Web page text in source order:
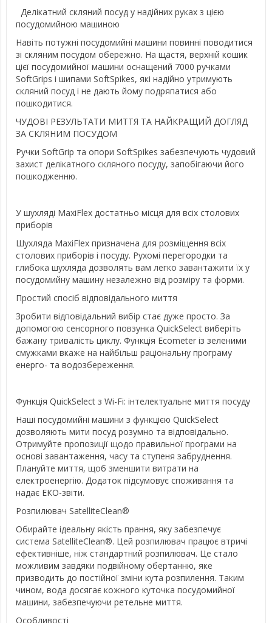
Делікатний скляний посуд у надійних руках з цією
посудомийною машиною
Навіть потужні посудомийні машини повинні поводитися
зі скляним посудом обережно. На щастя, верхній кошик
цієї посудомийної машини оснащений 7000 ручками
SoftGrips і шипами SoftSpikes, які надійно утримують
скляний посуд і не дають йому подряпатися або
пошкодитися.
ЧУДОВІ РЕЗУЛЬТАТИ МИТТЯ ТА НАЙКРАЩИЙ ДОГЛЯД
ЗА СКЛЯНИМ ПОСУДОМ
Ручки SoftGrip та опори SoftSpikes забезпечують чудовий
захист делікатного скляного посуду, запобігаючи його
пошкодженню.
У шухляді MaxiFlex достатньо місця для всіх столових
приборів
Шухляда MaxiFlex призначена для розміщення всіх
столових приборів і посуду. Рухомі перегородки та
глибока шухляда дозволять вам легко завантажити їх у
посудомийну машину незалежно від розміру та форми.
Простий спосіб відповідального миття
Зробити відповідальний вибір стає дуже просто. За
допомогою сенсорного повзунка QuickSelect виберіть
бажану тривалість циклу. Функція Ecometer із зеленими
смужками вкаже на найбільш раціональну програму
енерго- та водозбереження.
Функція QuickSelect з Wi-Fi: інтелектуальне миття посуду
Наші посудомийні машини з функцією QuickSelect
дозволяють мити посуд розумно та відповідально.
Отримуйте пропозиції щодо правильної програми на
основі завантаження, часу та ступеня забруднення.
Плануйте миття, щоб зменшити витрати на
електроенергію. Додаток підсумовує споживання та
надає ЕКО-звіти.
Розпилювач SatelliteClean®
Обирайте ідеальну якість прання, яку забезпечує
система SatelliteClean®. Цей розпилювач працює втричі
ефективніше, ніж стандартний розпилювач. Це стало
можливим завдяки подвійному обертанню, яке
призводить до постійної зміни кута розпилення. Таким
чином, вода досягає кожного куточка посудомийної
машини, забезпечуючи ретельне миття.
Особливості